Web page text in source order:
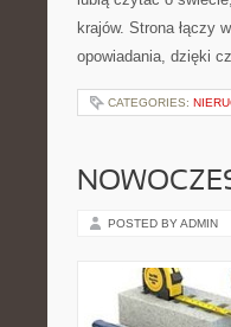
krajów. Strona łączy
opowiadania, dzięki
CATEGORIES:
POSTED BY ADMIN